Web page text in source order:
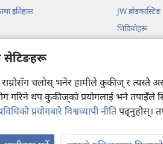
सेटिङहरू
चलोस् भनेर हामीले कुकीज् र त्यस्तै
गरिने थप कुकीज्‌को प्रयोगलाई भने तपाईँले
प्रयोगबारे विश्वव्यापी नीतिपढ्नुहोस्।
इतिहास
JW ब्रोडकास्टिङ
भिडियोहरू
© 2026